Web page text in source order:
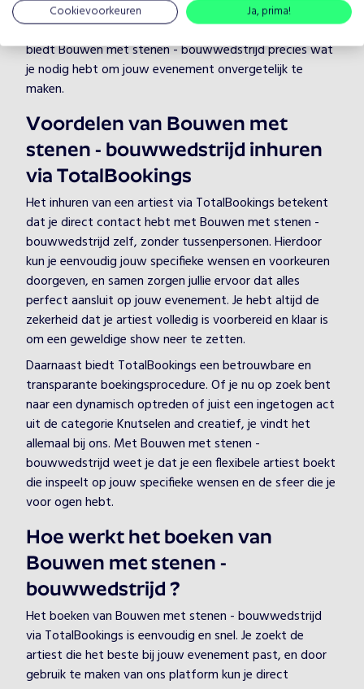
sfeer is voor een geslaagd evenement. Met een breed
scala aan talent in de categorie Knutselen and creatief
biedt Bouwen met stenen - bouwwedstrijd precies wat
je nodig hebt om jouw evenement onvergetelijk te
maken.
Voordelen van Bouwen met
stenen - bouwwedstrijd inhuren
via TotalBookings
Het inhuren van een artiest via TotalBookings betekent
dat je direct contact hebt met Bouwen met stenen -
bouwwedstrijd zelf, zonder tussenpersonen. Hierdoor
kun je eenvoudig jouw specifieke wensen en voorkeuren
doorgeven, en samen zorgen jullie ervoor dat alles
perfect aansluit op jouw evenement. Je hebt altijd de
zekerheid dat je artiest volledig is voorbereid en klaar is
om een geweldige show neer te zetten.
Daarnaast biedt TotalBookings een betrouwbare en
transparante boekingsprocedure. Of je nu op zoek bent
naar een dynamisch optreden of juist een ingetogen act
uit de categorie Knutselen and creatief, je vindt het
allemaal bij ons. Met Bouwen met stenen -
bouwwedstrijd weet je dat je een flexibele artiest boekt
die inspeelt op jouw specifieke wensen en de sfeer die je
voor ogen hebt.
Hoe werkt het boeken van
Bouwen met stenen -
bouwwedstrijd ?
Het boeken van Bouwen met stenen - bouwwedstrijd
via TotalBookings is eenvoudig en snel. Je zoekt de
artiest die het beste bij jouw evenement past, en door
gebruik te maken van ons platform kun je direct
Cookievoorkeuren Ja, prima!